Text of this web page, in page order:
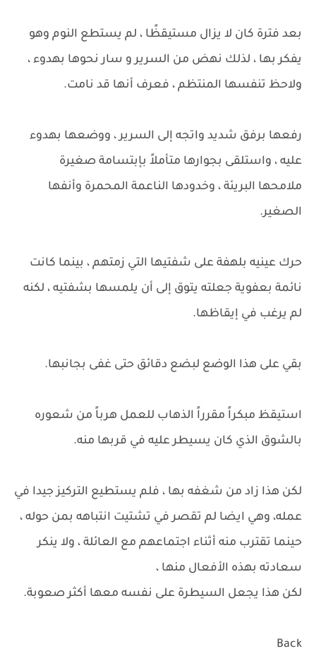
بعد فترة كان لا يزال مستيقظًا ، لم يستطع النوم وهو
يفكر بها ، لذلك نهض من السرير و سار نحوها بهدوء ،
ولاحظ تنفسها المنتظم ، فعرف أنها قد نامت.
رفعها برفق شديد واتجه إلى السرير ، ووضعها بهدوء
عليه ، واستلقى بجوارها متأملاً بإبتسامة صغيرة
ملامحها البريئة ، وخدودها الناعمة المحمرة وأنفها
الصغير.
حرك عينيه بلهفة على شفتيها التي زمتهم ، بينما كانت
نائمة بعفوية جعلته يتوق إلى أن يلمسها بشفتيه ، لكنه
لم يرغب في إيقاظها.
بقي على هذا الوضع لبضع دقائق حتى غفى بجانبها.
استيقظ مبكراً مقرراً الذهاب للعمل هرباً من شعوره
بالشوق الذي كان يسيطر عليه في قربها منه.
لكن هذا زاد من شغفه بها ، فلم يستطيع التركيز جيدا في
عمله، وهي ايضا لم تقصر في تشتيت انتباهه بمن حوله ،
حينما تقترب منه أثناء اجتماعهم مع العائلة ، ولا ينكر
سعادته بهذه الأفعال منها ،
لكن هذا يجعل السيطرة على نفسه معها أكثر صعوبة.
Back